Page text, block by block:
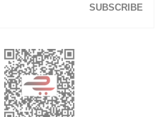
SUBSCRIBE